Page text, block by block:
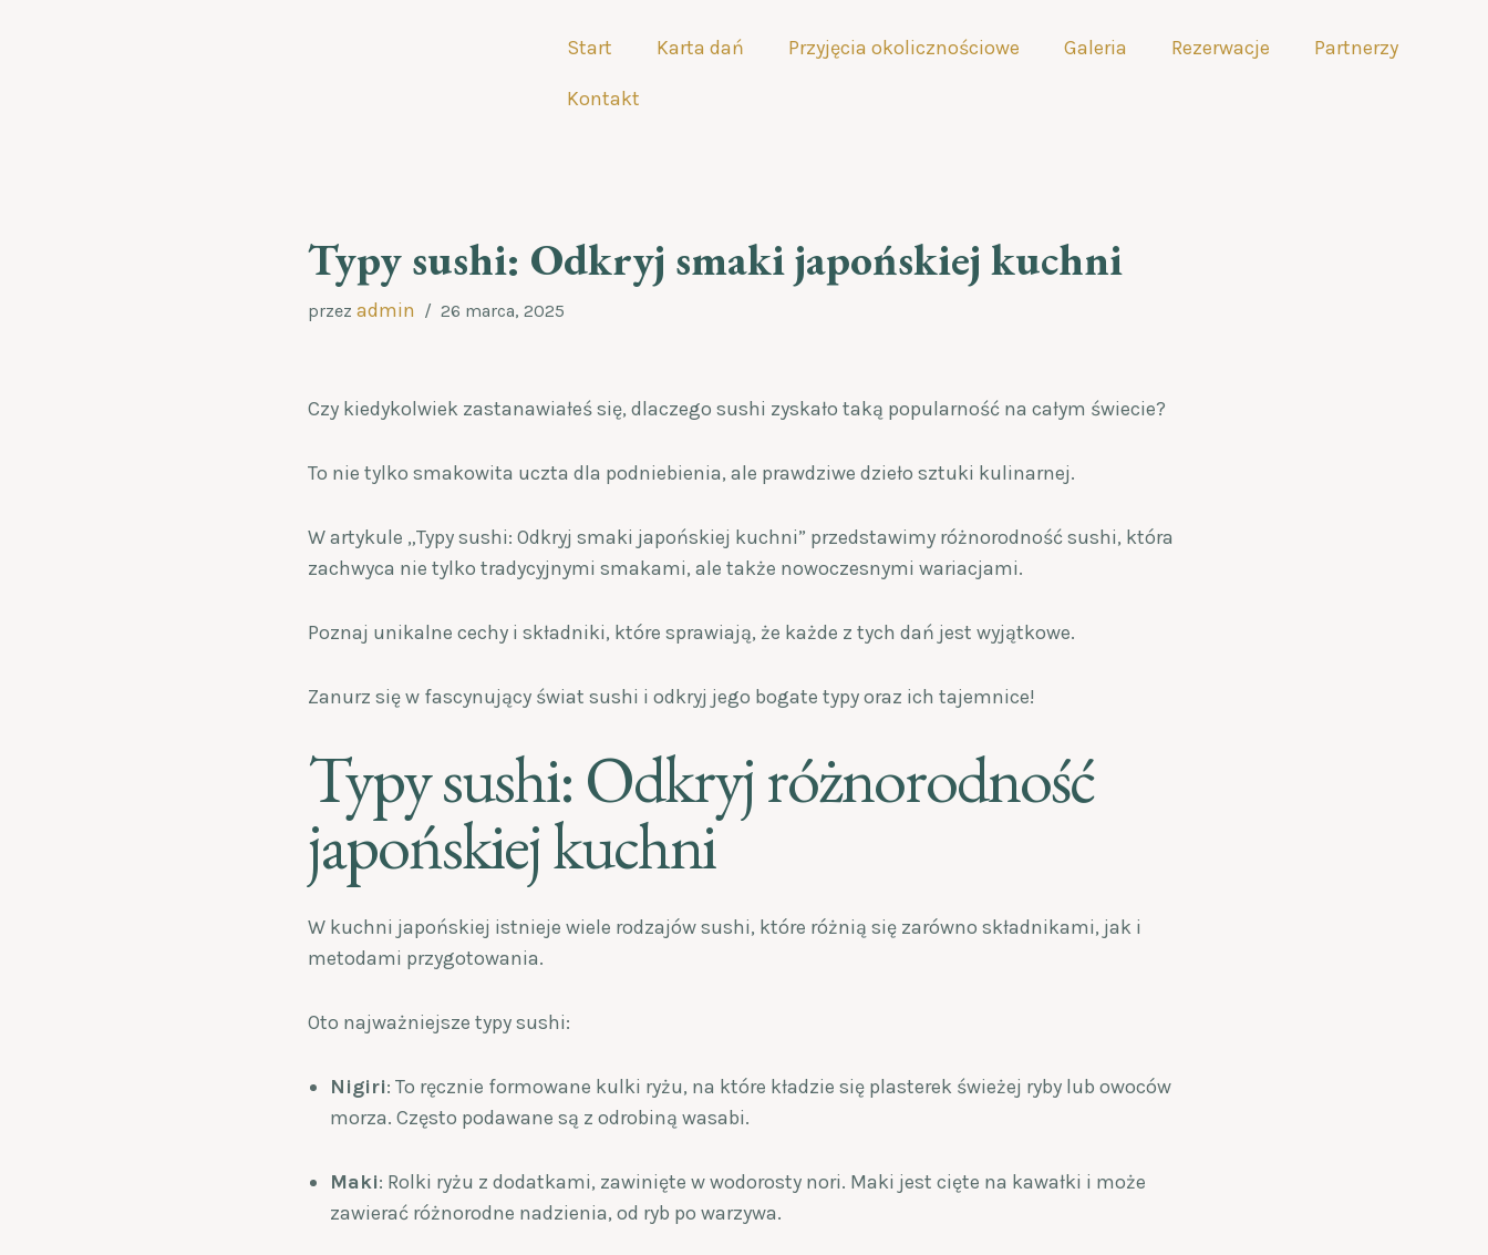
Start Karta dań Przyjęcia okolicznościowe Galeria Rezerwacje Partnerzy
Kontakt
Typy sushi: Odkryj smaki japońskiej kuchni
przez admin 26 marca, 2025
Czy kiedykolwiek zastanawiałeś się, dlaczego sushi zyskało taką popularność na całym świecie?
To nie tylko smakowita uczta dla podniebienia, ale prawdziwe dzieło sztuki kulinarnej.
W artykule „Typy sushi: Odkryj smaki japońskiej kuchni” przedstawimy różnorodność sushi, która
zachwyca nie tylko tradycyjnymi smakami, ale także nowoczesnymi wariacjami.
Poznaj unikalne cechy i składniki, które sprawiają, że każde z tych dań jest wyjątkowe.
Zanurz się w fascynujący świat sushi i odkryj jego bogate typy oraz ich tajemnice!
Typy sushi: Odkryj różnorodność
japońskiej kuchni
W kuchni japońskiej istnieje wiele rodzajów sushi, które różnią się zarówno składnikami, jak i
metodami przygotowania.
Oto najważniejsze typy sushi:
Nigiri: To ręcznie formowane kulki ryżu, na które kładzie się plasterek świeżej ryby lub owoców
morza. Często podawane są z odrobiną wasabi.
Maki: Rolki ryżu z dodatkami, zawinięte w wodorosty nori. Maki jest cięte na kawałki i może
zawierać różnorodne nadzienia, od ryb po warzywa.